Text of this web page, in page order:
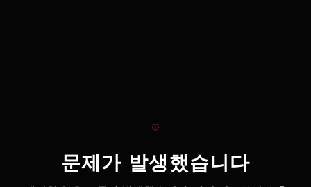
문제가 발생했습니다